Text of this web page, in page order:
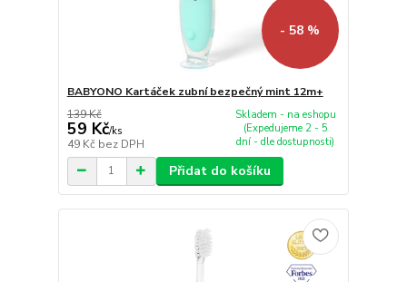
- 58 %
BABYONO Kartáček zubní bezpečný mint 12m+
139 Kč
59 Kč/ks
49 Kč bez DPH
Skladem - na eshopu
(Expedujeme 2 - 5
dní - dle dostupnosti)
Přidat do košíku